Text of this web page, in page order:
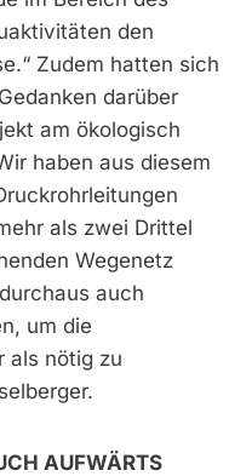
den
Zudem hatten sich
darüber
am ökologisch
haben aus diesem
als zwei Drittel
Wegenetz
auch
um die
als nötig zu
AUFWÄRTS